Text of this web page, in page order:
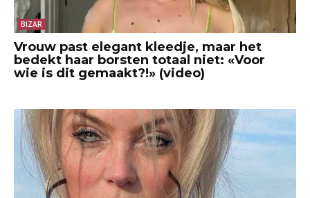
BIZAR
Vrouw past elegant kleedje, maar het
bedekt haar borsten totaal niet: «Voor
wie is dit gemaakt?!» (video)